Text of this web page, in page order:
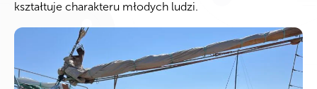
kształtuje charakteru młodych ludzi.